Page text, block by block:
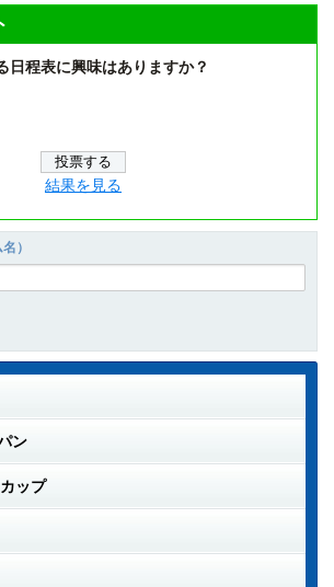
日程表に興味はありますか？
結果を見る
）
ン
ップ